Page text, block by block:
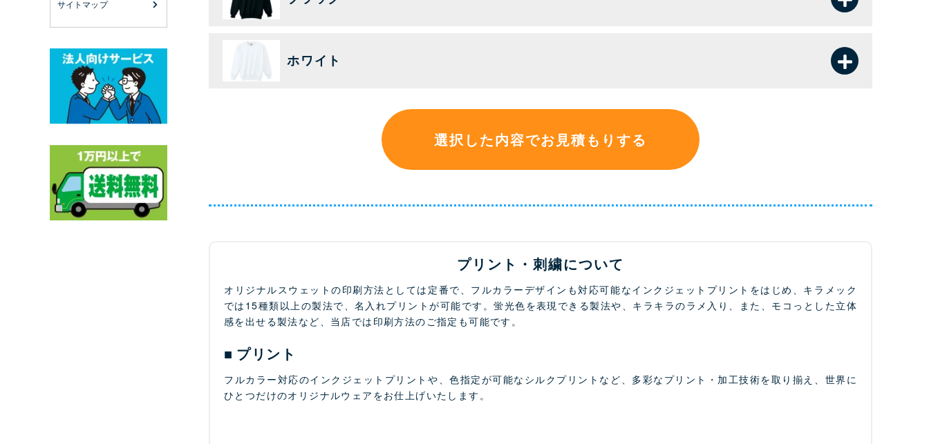
サイトマップ
ホワイト
選択した内容でお見積もりする
プリント・刺繍について
オリジナルスウェットの印刷方法としては定番で、フルカラーデザインも対応可能なインクジェットプリントをはじめ、キラメック
では15種類以上の製法で、名入れプリントが可能です。蛍光色を表現できる製法や、キラキラのラメ入り、また、モコっとした立体
感を出せる製法など、当店では印刷方法のご指定も可能です。
プリント
フルカラー対応のインクジェットプリントや、色指定が可能なシルクプリントなど、多彩なプリント・加工技術を取り揃え、世界に
ひとつだけのオリジナルウェアをお仕上げいたします。